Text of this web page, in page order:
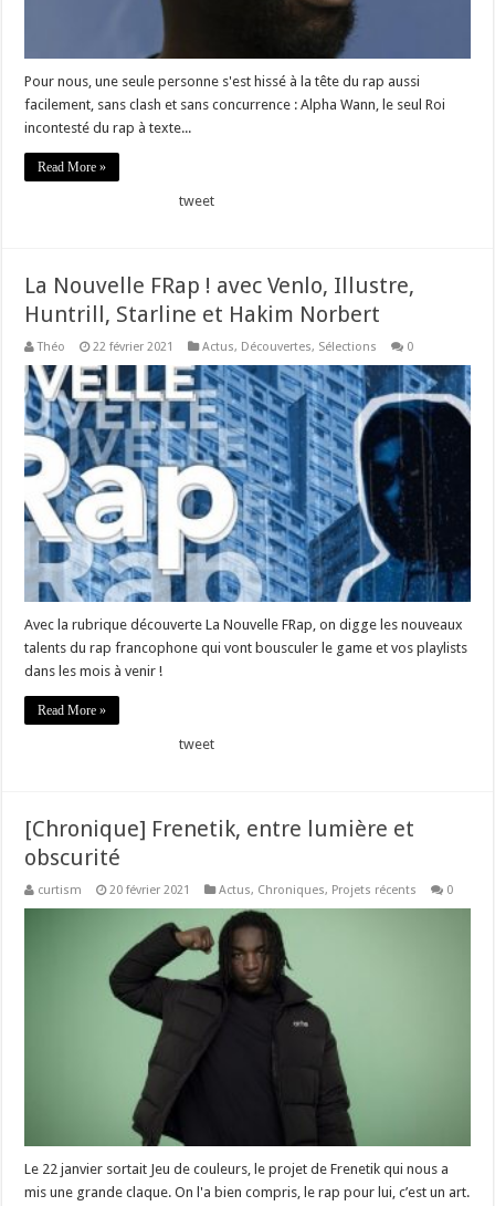
Pour nous, une seule personne s'est hissé à la tête du rap aussi
facilement, sans clash et sans concurrence : Alpha Wann, le seul Roi
incontesté du rap à texte...
Read More »
tweet
La Nouvelle FRap ! avec Venlo, Illustre,
Huntrill, Starline et Hakim Norbert
Théo 22 février 2021 Actus, Découvertes, Sélections 0
Avec la rubrique découverte La Nouvelle FRap, on digge les nouveaux
talents du rap francophone qui vont bousculer le game et vos playlists
dans les mois à venir !
Read More »
tweet
[Chronique] Frenetik, entre lumière et
obscurité
curtism 20 février 2021 Actus, Chroniques, Projets récents 0
Le 22 janvier sortait Jeu de couleurs, le projet de Frenetik qui nous a
mis une grande claque. On l'a bien compris, le rap pour lui, c’est un art.